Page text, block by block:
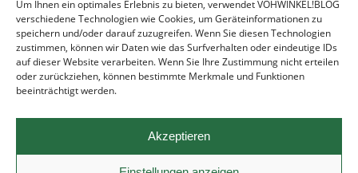
Um Ihnen ein optimales Erlebnis zu bieten, verwendet VOHWINKEL!BLOG
verschiedene Technologien wie Cookies, um Geräteinformationen zu
speichern und/oder darauf zuzugreifen. Wenn Sie diesen Technologien
zustimmen, können wir Daten wie das Surfverhalten oder eindeutige IDs
auf dieser Website verarbeiten. Wenn Sie Ihre Zustimmung nicht erteilen
oder zurückziehen, können bestimmte Merkmale und Funktionen
beeinträchtigt werden.
Akzeptieren
ronsdorf.net|wupper.blog
© 2022 - 2026[mamuero.com]